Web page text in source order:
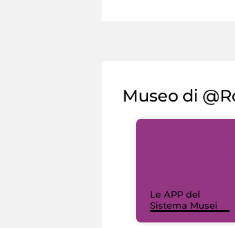
Museo di
Le APP del
Sistema Musei